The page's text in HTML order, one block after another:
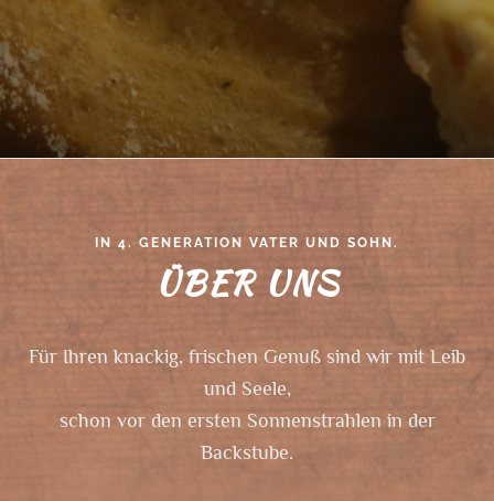
IN 4. GENERATION VATER UND SOHN.
ÜBER UNS
Für Ihren knackig, frischen Genuß sind wir mit Leib
und Seele,
schon vor den ersten Sonnenstrahlen in der
Backstube.